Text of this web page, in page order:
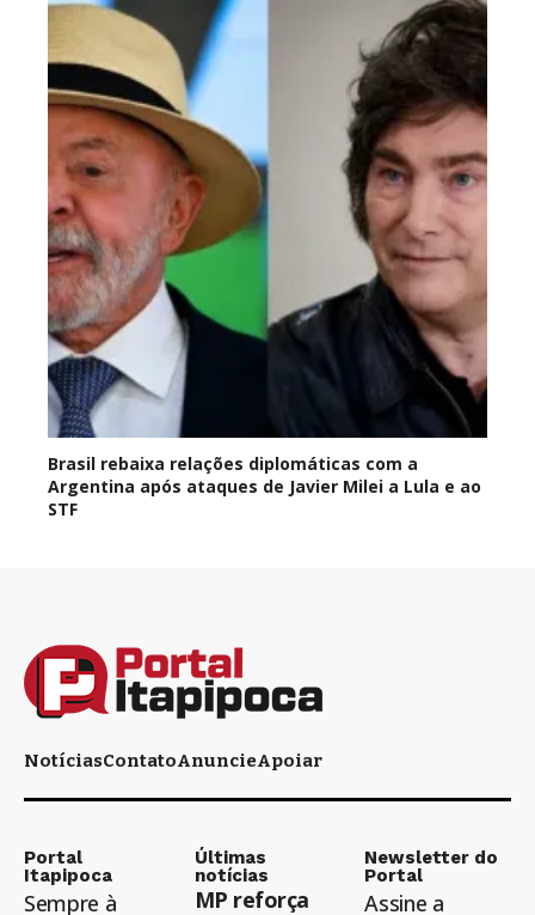
Brasil rebaixa relações diplomáticas com a
Argentina após ataques de Javier Milei a Lula e ao
STF
NotíciasContatoAnuncieApoiar
Portal
Itapipoca
Sempre à
Últimas
notícias
MP reforça
Newsletter do
Portal
Assine a